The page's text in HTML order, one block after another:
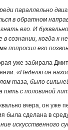
параллельно
в обратном
его. И
сознании, когда к
попросил его
уже забирала
«Неделю он
таза, было
пять с половиной
вчера, он уже
была сделана в
искусственного